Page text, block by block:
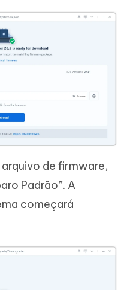
de firmware,
Padrão”. A
começará